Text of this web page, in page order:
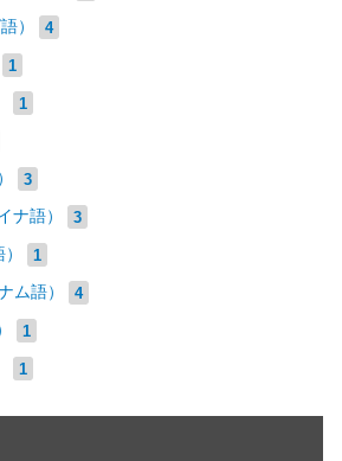
） 4
1
1
3
ナ語） 3
1
ム語） 4
1
1